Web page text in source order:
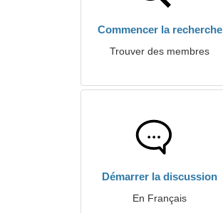
Commencer la recherche
Trouver des membres
Démarrer la discussion
En Français